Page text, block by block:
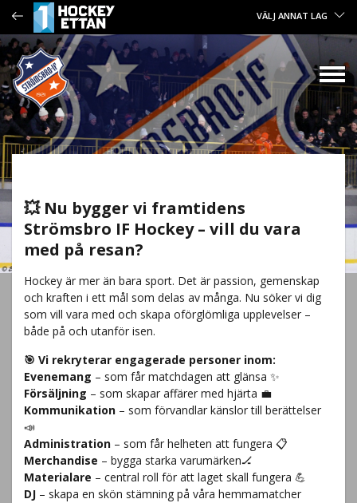
VÄLJ ANNAT LAG
💥 Nu bygger vi framtidens
Strömsbro IF Hockey – vill du vara
med på resan?
Hockey är mer än bara sport. Det är passion, gemenskap
och kraften i ett mål som delas av många. Nu söker vi dig
som vill vara med och skapa oförglömliga upplevelser –
både på och utanför isen.
🎯 Vi rekryterar engagerade personer inom:
Evenemang – som får matchdagen att glänsa ✨
Försäljning – som skapar affärer med hjärta 💼
Kommunikation – som förvandlar känslor till berättelser
📣
Administration – som får helheten att fungera 📋
Merchandise – bygga starka varumärken🏒
Materialare – central roll för att laget skall fungera 💪
DJ – skapa en skön stämning på våra hemmamatcher